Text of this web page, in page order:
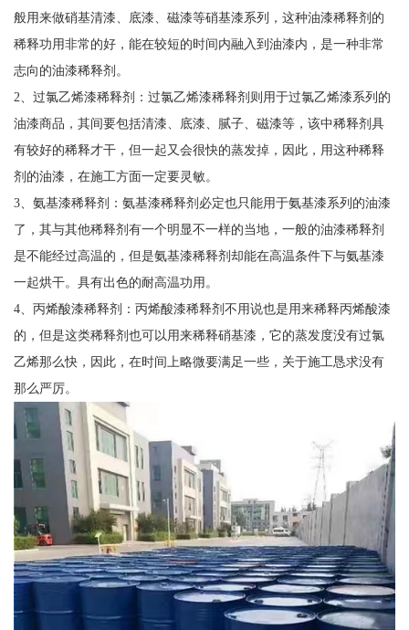
般用来做硝基清漆、底漆、磁漆等硝基漆系列，这种油漆稀释剂的
稀释功用非常的好，能在较短的时间内融入到油漆内，是一种非常
志向的油漆稀释剂。
2、过氯乙烯漆稀释剂：过氯乙烯漆稀释剂则用于过氯乙烯漆系列的
油漆商品，其间要包括清漆、底漆、腻子、磁漆等，该中稀释剂具
有较好的稀释才干，但一起又会很快的蒸发掉，因此，用这种稀释
剂的油漆，在施工方面一定要灵敏。
3、氨基漆稀释剂：氨基漆稀释剂必定也只能用于氨基漆系列的油漆
了，其与其他稀释剂有一个明显不一样的当地，一般的油漆稀释剂
是不能经过高温的，但是氨基漆稀释剂却能在高温条件下与氨基漆
一起烘干。具有出色的耐高温功用。
4、丙烯酸漆稀释剂：丙烯酸漆稀释剂不用说也是用来稀释丙烯酸漆
的，但是这类稀释剂也可以用来稀释硝基漆，它的蒸发度没有过氯
乙烯那么快，因此，在时间上略微要满足一些，关于施工恳求没有
那么严厉。